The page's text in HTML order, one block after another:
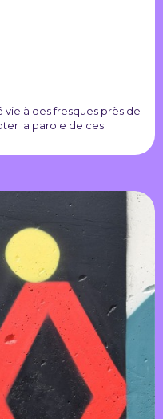
à des fresques près de
la parole de ces